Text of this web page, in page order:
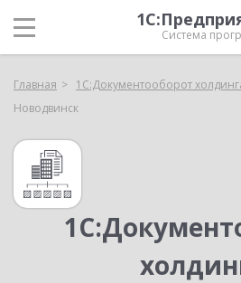
Система
Главная 1С:Документооборот
Новодвинск